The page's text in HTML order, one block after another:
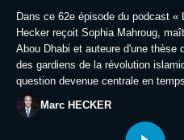
Accroche
Dans ce 62e épisode du podcast «
Hecker reçoit Sophia Mahroug,
Abou Dhabi et auteure d'une thèse
des gardiens de la révolution
question devenue centrale en temps
PhotoMarc HECKER